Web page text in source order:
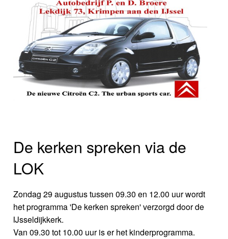
De kerken spreken via de
LOK
Zondag 29 augustus tussen 09.30 en 12.00 uur wordt
het programma 'De kerken spreken' verzorgd door de
IJsseldijkkerk.
Van 09.30 tot 10.00 uur is er het kinderprogramma.